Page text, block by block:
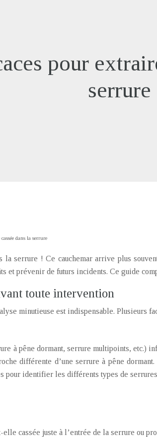
pour
serrure
dans la serrure
serrure ! Ce cauchemar arrive plus
et prévenir de futurs incidents. Ce guide
toute intervention
minutieuse est indispensable. Plusieurs
à pêne dormant, serrure multipoints, etc.)
différente d’une serrure à pêne
pour identifier les différents types de
elle cassée juste à l’entrée de la serrure ou